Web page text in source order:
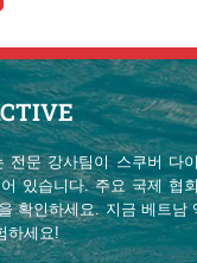
전문 강사팀이 스쿠버 다
있습니다. 주요 국제 협
확인하세요. 지금 베트남
하세요!